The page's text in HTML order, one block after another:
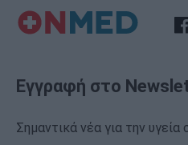
Εγγραφή στο
Σημαντικά νέα για την